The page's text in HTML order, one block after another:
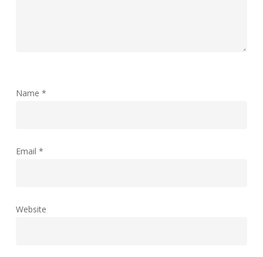
Name *
Email *
Website